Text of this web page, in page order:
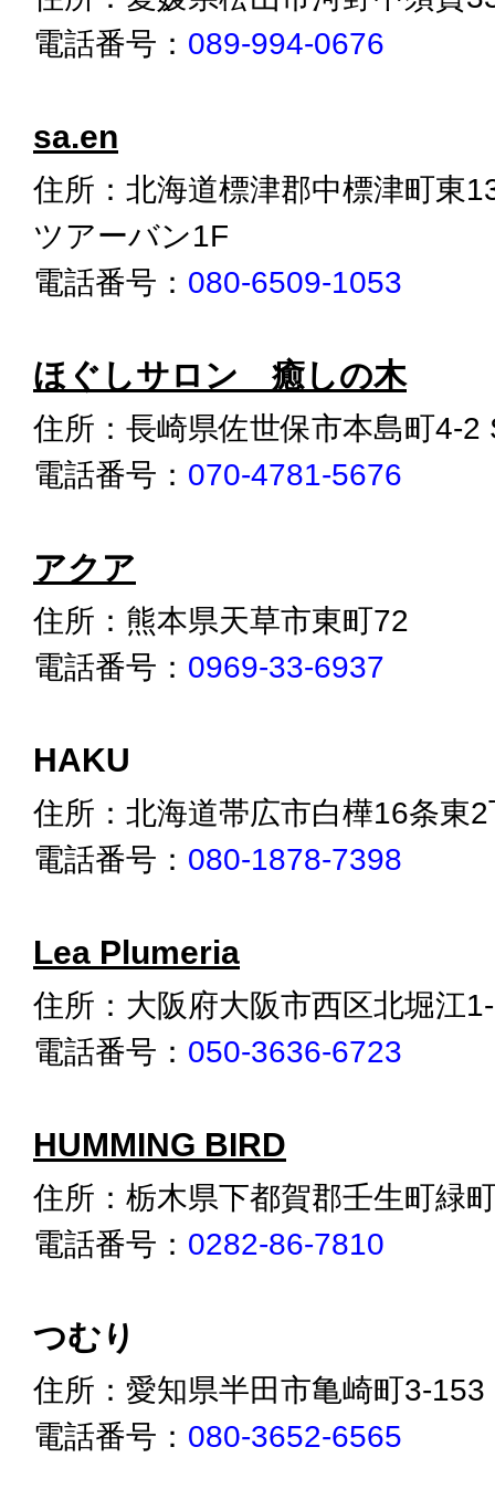
電話番号： 089-994-0676
sa.en
住所：北海道標津郡中標津町東
ツアーバン1F
電話番号： 080-6509-1053
ほぐしサロン 癒しの木
住所：長崎県佐世保市本島町4-2
電話番号： 070-4781-5676
アクア
住所：熊本県天草市東町72
電話番号： 0969-33-6937
HAKU
住所：北海道帯広市白樺16条東
電話番号： 080-1878-7398
Lea Plumeria
住所：大阪府大阪市西区北堀江
電話番号： 050-3636-6723
HUMMING BIRD
住所：栃木県下都賀郡壬生町緑
電話番号： 0282-86-7810
つむり
住所：愛知県半田市亀崎町3-153
電話番号： 080-3652-6565